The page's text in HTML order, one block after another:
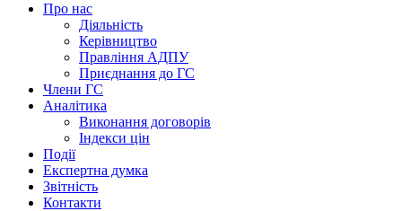
Про нас
Діяльність
Керівництво
Правління АДПУ
Приєднання до ГС
Члени ГС
Аналітика
Виконання договорів
Індекси цін
Події
Експертна думка
Звітність
Контакти